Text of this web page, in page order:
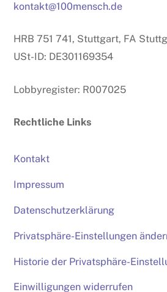
kontakt@100mensch.de
HRB 751 741, Stuttgart, FA
USt-ID: DE301169354
Lobbyregister: R007025
Rechtliche Links
Kontakt
Impressum
Datenschutzerklärung
Privatsphäre-Einstellungen
Historie der Privatsphäre-
Einwilligungen widerrufen